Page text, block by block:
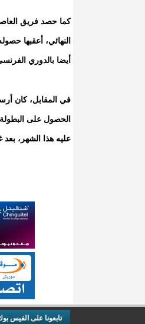
كما حصد فريق
النهائي، أعقبها
أيضا بالدوري
الحصول على
عليه هذا الشهر، بعد غياب
تابعونا على الفيس